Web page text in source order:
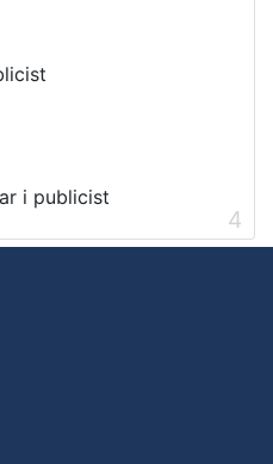
i publicist
4